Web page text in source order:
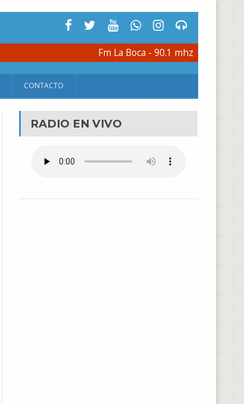
Fm La Boca - 90.1 mhz
CONTACTO
RADIO EN VIVO